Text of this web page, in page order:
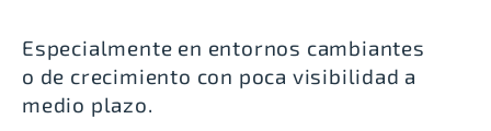
Especialmente en entornos cambiantes
o de crecimiento con poca visibilidad a
medio plazo.